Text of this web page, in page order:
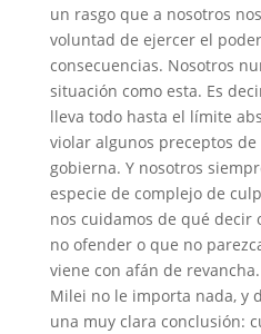
un rasgo que a nosotros
voluntad de ejercer el
consecuencias. Nosotros
situación como esta. Es
lleva todo hasta el límite
violar algunos preceptos
gobierna. Y nosotros
especie de complejo de
nos cuidamos de qué decir
no ofender o que no
viene con afán de
Milei no le importa nada, y
una muy clara conclusión: